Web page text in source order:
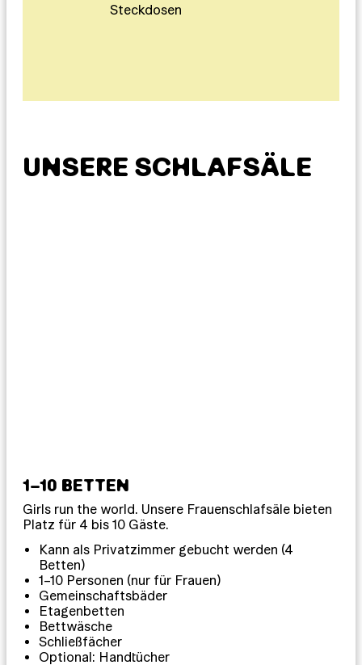
Steckdosen
UNSERE SCHLAFSÄLE
1–10 BETTEN
Girls run the world. Unsere Frauenschlafsäle bieten
Platz für 4 bis 10 Gäste.
Kann als Privatzimmer gebucht werden (4
Betten)
1–10 Personen (nur für Frauen)
Gemeinschaftsbäder
Etagenbetten
Bettwäsche
Schließfächer
Optional: Handtücher